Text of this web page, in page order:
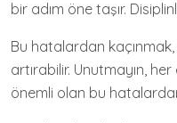
bir adım öne taşır.
Bu hatalardan
artırabilir. Unutmayın,
önemli olan bu